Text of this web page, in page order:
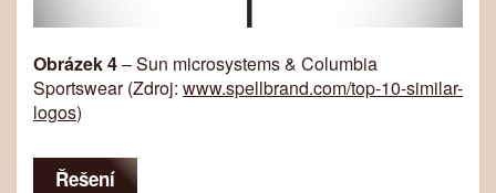
Obrázek 4– Sun microsystems & Columbia
Sportswear (Zdroj: www.spellbrand.com/top-10-similar-
logos)
Řešení